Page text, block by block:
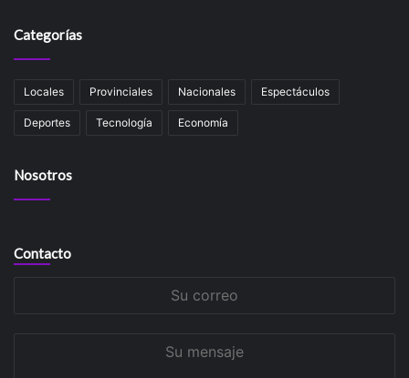
Categorías
Locales Provinciales Nacionales Espectáculos
Deportes Tecnología Economía
Nosotros
Contacto